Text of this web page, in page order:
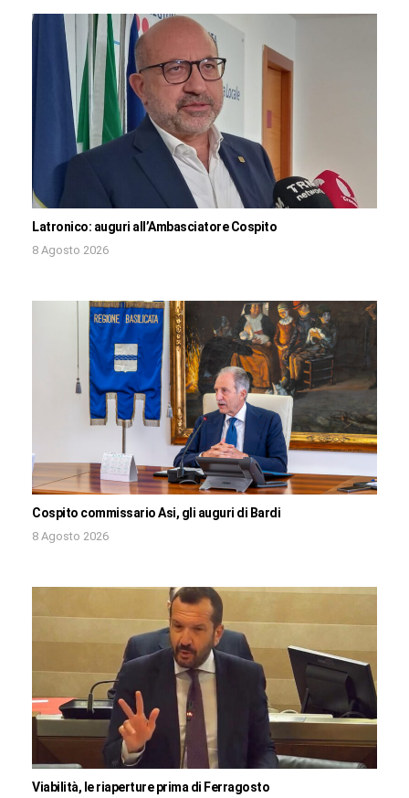
Latronico: auguri all’Ambasciatore Cospito
8 Agosto 2026
Cospito commissario Asi, gli auguri di Bardi
8 Agosto 2026
Viabilità, le riaperture prima di Ferragosto